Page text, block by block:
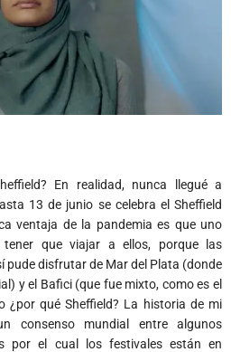
En realidad, nunca llegué a
13 de junio se celebra el Sheffield
ventaja de la pandemia es que uno
que viajar a ellos, porque las
pude disfrutar de Mar del Plata (donde
y el Bafici (que fue mixto, como es el
¿por qué Sheffield? La historia de mi
consenso mundial entre algunos
por el cual los festivales están en